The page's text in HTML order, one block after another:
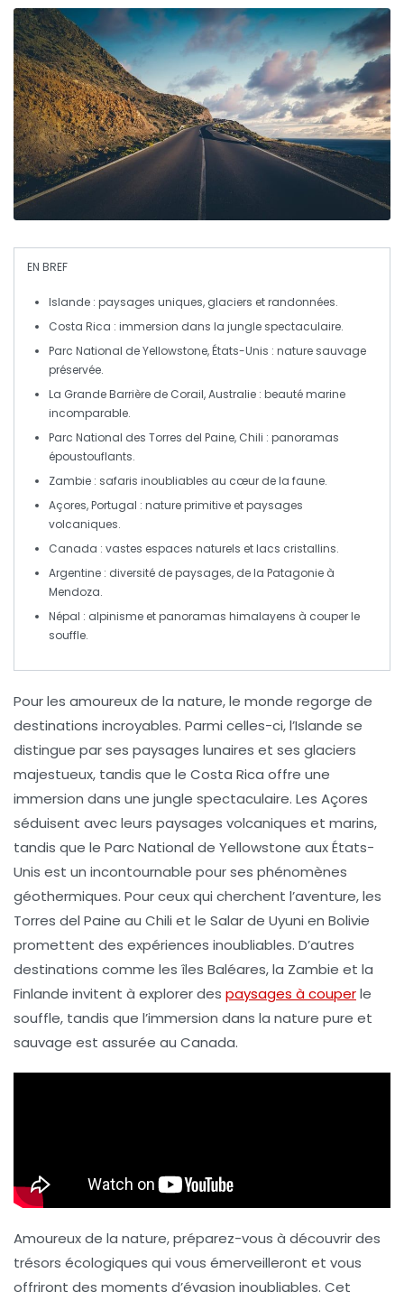
EN BREF
Islande : paysages uniques, glaciers et randonnées.
Costa Rica : immersion dans la jungle spectaculaire.
Parc National de Yellowstone, États-Unis : nature sauvage
préservée.
La Grande Barrière de Corail, Australie : beauté marine
incomparable.
Parc National des Torres del Paine, Chili : panoramas
époustouflants.
Zambie : safaris inoubliables au cœur de la faune.
Açores, Portugal : nature primitive et paysages
volcaniques.
Canada : vastes espaces naturels et lacs cristallins.
Argentine : diversité de paysages, de la Patagonie à
Mendoza.
Népal : alpinisme et panoramas himalayens à couper le
souffle.
Pour les amoureux de la nature, le monde regorge de
destinations incroyables. Parmi celles-ci, l’Islande se
distingue par ses paysages lunaires et ses glaciers
majestueux, tandis que le Costa Rica offre une
immersion dans une jungle spectaculaire. Les Açores
séduisent avec leurs paysages volcaniques et marins,
tandis que le Parc National de Yellowstone aux États-
Unis est un incontournable pour ses phénomènes
géothermiques. Pour ceux qui cherchent l’aventure, les
Torres del Paine au Chili et le Salar de Uyuni en Bolivie
promettent des expériences inoubliables. D’autres
destinations comme les îles Baléares,la Zambie et la
Finlande invitent à explorer des paysages à couperle
souffle, tandis que l’immersion dans la nature pure et
sauvage est assurée au Canada.
Amoureux de la nature, préparez-vous à découvrir des
trésors écologiques qui vous émerveilleront et vous
offriront des moments d’évasion inoubliables. Cet